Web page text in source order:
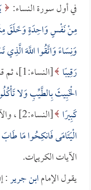
في أول سورة النساء:
مِنْ نَفْسٍ وَاحِدَةٍ وَخَلَقَ
وَنِسَاءً وَاتَّقُوا اللَّهَ
رَقِيبًا [النساء:1]، ثم قال:
الْخَبِيثَ بِالطَّيِّبِ وَلا
كَبِيرًا [النساء:2] ، والآية الثالثة:
الْيَتَامَى فَانكِحُوا مَا
الآيات الكريمات.
يقول الإمامابن جرير: